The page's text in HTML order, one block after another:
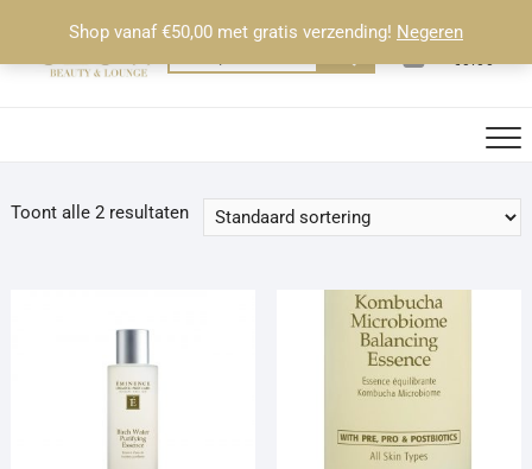
Shop vanaf €50,00 met gratis verzending! Negeren
de
naar:
0
Totaal
€0.00
Toont alle 2 resultaten